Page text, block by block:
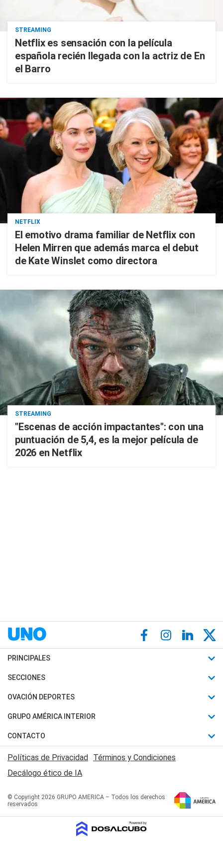
STREAMING
Netflix es sensación con la película
española recién llegada con la actriz de En
el Barro
NETFLIX
El emotivo drama familiar de Netflix con
Helen Mirren que además marca el debut
de Kate Winslet como directora
STREAMING
"Escenas de acción impactantes": con una
puntuación de 5,4, es la mejor película de
2026 en Netflix
PRINCIPALES
Últimas Noticias
Política
Judiciales
Economia
SECCIONES
Horóscopo
Motores
Trucos caseros
Series y Películas
Edictos y Solicitadas
OVACIÓN DEPORTES
Fútbol
Mundial
Automovilismo
Rugby
Básquet
GRUPO AMÉRICA INTERIOR
Canal 7 en Vivo
San Juan 8
CONTACTO
Acerca de Nosotros
Contactanos
Políticas de Privacidad Términos y Condiciones
Decálogo ético de IA
© Copyright 2026 GRUPO AMERICA – Todos los derechos
reservados